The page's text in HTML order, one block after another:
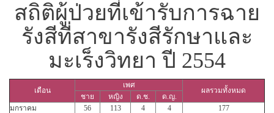
สถิติผู้ป่วยที่เข้ารับการฉาย
รังสีที่สาขารังสีรักษาและ
มะเร็งวิทยา ปี 2554
เดือน
เพศ
ผลรวมทั้งหมด
ชาย หญิง ด.ช.
ด.ญ.
มกราคม
56 113 4 4
177